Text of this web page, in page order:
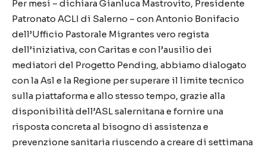
Per mesi – dichiara Gianluca Mastrovito, Presidente
Patronato ACLI di Salerno – con Antonio Bonifacio
dell’Ufficio Pastorale Migrantes vero regista
dell’iniziativa, con Caritas e con l’ausilio dei
mediatori del Progetto Pending, abbiamo dialogato
con la Asl e la Regione per superare il limite tecnico
sulla piattaforma e allo stesso tempo, grazie alla
disponibilità dell’ASL salernitana e fornire una
risposta concreta al bisogno di assistenza e
prevenzione sanitaria riuscendo a creare di settimana